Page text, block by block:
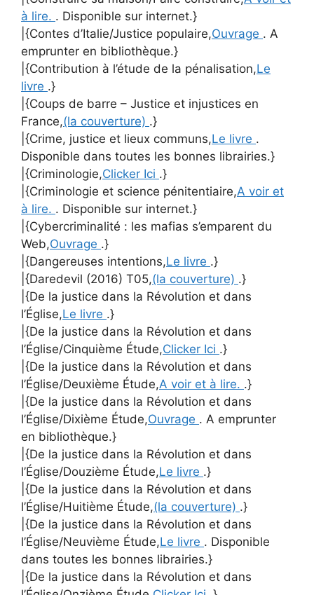
à lire. . Disponible sur internet.}
|{Contes d’Italie/Justice populaire,Ouvrage . A
emprunter en bibliothèque.}
|{Contribution à l’étude de la pénalisation,Le
livre .}
|{Coups de barre – Justice et injustices en
France,(la couverture) .}
|{Crime, justice et lieux communs,Le livre .
Disponible dans toutes les bonnes librairies.}
|{Criminologie,Clicker Ici .}
|{Criminologie et science pénitentiaire,A voir et
à lire. . Disponible sur internet.}
|{Cybercriminalité : les mafias s’emparent du
Web,Ouvrage .}
|{Dangereuses intentions,Le livre .}
|{Daredevil (2016) T05,(la couverture) .}
|{De la justice dans la Révolution et dans
l’Église,Le livre .}
|{De la justice dans la Révolution et dans
l’Église/Cinquième Étude,Clicker Ici .}
|{De la justice dans la Révolution et dans
l’Église/Deuxième Étude,A voir et à lire. .}
|{De la justice dans la Révolution et dans
l’Église/Dixième Étude,Ouvrage . A emprunter
en bibliothèque.}
|{De la justice dans la Révolution et dans
l’Église/Douzième Étude,Le livre .}
|{De la justice dans la Révolution et dans
l’Église/Huitième Étude,(la couverture) .}
|{De la justice dans la Révolution et dans
l’Église/Neuvième Étude,Le livre . Disponible
dans toutes les bonnes librairies.}
|{De la justice dans la Révolution et dans